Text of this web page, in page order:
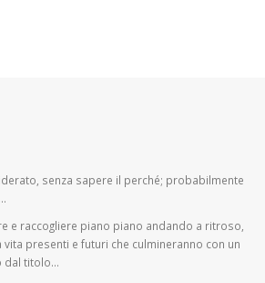
senza sapere il perché; probabilmente
e raccogliere piano piano andando a ritroso,
presenti e futuri che culmineranno con un
dal titolo…